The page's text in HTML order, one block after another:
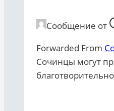
Сообщение от
Forwarded From
Сочинцы могут